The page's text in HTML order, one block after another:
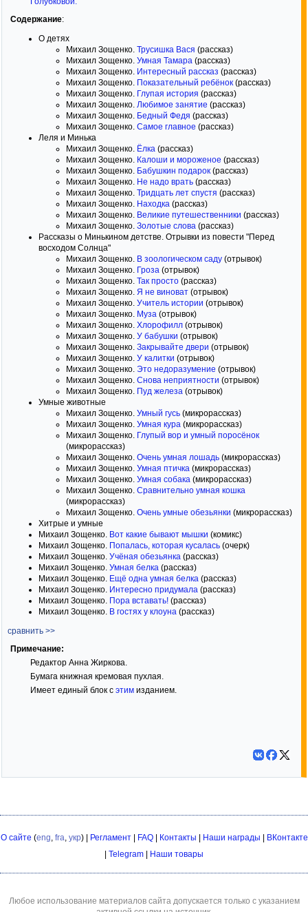
Содержание:
О детях
Михаил Зощенко. Трусишка Вася (рассказ)
Михаил Зощенко. Умная Тамара (рассказ)
Михаил Зощенко. Интересный рассказ (рассказ)
Михаил Зощенко. Показательный ребёнок (рассказ)
Михаил Зощенко. Глупая история (рассказ)
Михаил Зощенко. Любимое занятие (рассказ)
Михаил Зощенко. Бедный Федя (рассказ)
Михаил Зощенко. Самое главное (рассказ)
Леля и Минька
Михаил Зощенко. Ёлка (рассказ)
Михаил Зощенко. Калоши и мороженое (рассказ)
Михаил Зощенко. Бабушкин подарок (рассказ)
Михаил Зощенко. Не надо врать (рассказ)
Михаил Зощенко. Тридцать лет спустя (рассказ)
Михаил Зощенко. Находка (рассказ)
Михаил Зощенко. Великие путешественники (рассказ)
Михаил Зощенко. Золотые слова (рассказ)
Рассказы о Минькином детстве. Отрывки из повести "Перед
восходом Солнца"
Михаил Зощенко. В зоологическом саду (отрывок)
Михаил Зощенко. Гроза (отрывок)
Михаил Зощенко. Так просто (рассказ)
Михаил Зощенко. Я не виноват (отрывок)
Михаил Зощенко. Учитель истории (отрывок)
Михаил Зощенко. Муза (отрывок)
Михаил Зощенко. Хлорофилл (отрывок)
Михаил Зощенко. У бабушки (отрывок)
Михаил Зощенко. Закрывайте двери (отрывок)
Михаил Зощенко. У калитки (отрывок)
Михаил Зощенко. Это недоразумение (отрывок)
Михаил Зощенко. Снова неприятности (отрывок)
Михаил Зощенко. Пуд железа (отрывок)
Умные животные
Михаил Зощенко. Умный гусь (микрорассказ)
Михаил Зощенко. Умная кура (микрорассказ)
Михаил Зощенко. Глупый вор и умный поросёнок
(микрорассказ)
Михаил Зощенко. Очень умная лошадь (микрорассказ)
Михаил Зощенко. Умная птичка (микрорассказ)
Михаил Зощенко. Умная собака (микрорассказ)
Михаил Зощенко. Сравнительно умная кошка
(микрорассказ)
Михаил Зощенко. Очень умные обезьянки (микрорассказ)
Хитрые и умные
Михаил Зощенко. Вот какие бывают мышки (комикс)
Михаил Зощенко. Попалась, которая кусалась (очерк)
Михаил Зощенко. Учёная обезьянка (рассказ)
Михаил Зощенко. Умная белка (рассказ)
Михаил Зощенко. Ещё одна умная белка (рассказ)
Михаил Зощенко. Интересно придумала (рассказ)
Михаил Зощенко. Пора вставать! (рассказ)
Михаил Зощенко. В гостях у клоуна (рассказ)
сравнить >>
Примечание:
Редактор Анна Жиркова.
Бумага книжная кремовая пухлая.
Имеет единый блок с этимизданием.
О сайте (eng, fra, укр) | Регламент| FAQ| Контакты Наши награды
ВКонтакте
Telegram Наши товары
Любое использование материалов сайта допускается только с указанием